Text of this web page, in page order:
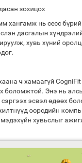
зохицох
хангамж нь сесс
дасгалын
хувь хүний
ч хамаагүй
боломжтой. Энэ нь
эсвэл өдөөх
өөрсдийн
хувьслыг